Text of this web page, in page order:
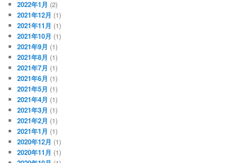
2022年1月 (2)
2021年12月 (1)
2021年11月 (1)
2021年10月 (1)
2021年9月 (1)
2021年8月 (1)
2021年7月 (1)
2021年6月 (1)
2021年5月 (1)
2021年4月 (1)
2021年3月 (1)
2021年2月 (1)
2021年1月 (1)
2020年12月 (1)
2020年11月 (1)